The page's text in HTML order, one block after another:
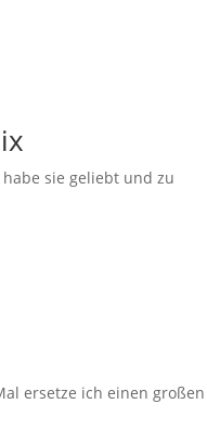
sie geliebt und zu
ersetze ich einen großen